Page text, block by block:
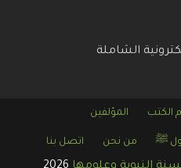
الشاملة
الكتب المؤلفين
ﷺ من نحن اتصل بنا